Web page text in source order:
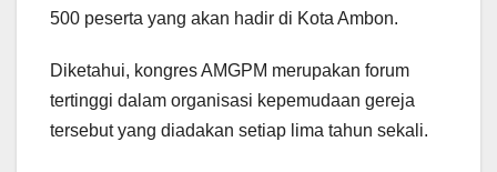
500 peserta yang akan hadir di Kota Ambon.
Diketahui, kongres AMGPM merupakan forum
tertinggi dalam organisasi kepemudaan gereja
tersebut yang diadakan setiap lima tahun sekali.